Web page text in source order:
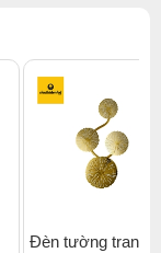
Đèn tường trang